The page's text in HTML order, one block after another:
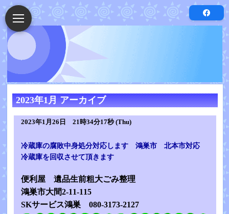
2023年1月 アーカイブ
2023年1月26日 21時34分17秒 (Thu)
冷蔵庫の腐敗中身処分対応します 鴻巣市 北本市対応
冷蔵庫を回収させて頂きます
便利屋 遺品生前粗大ごみ整理
鴻巣市大間2-11-115
SKサービス鴻巣 080-3173-2127